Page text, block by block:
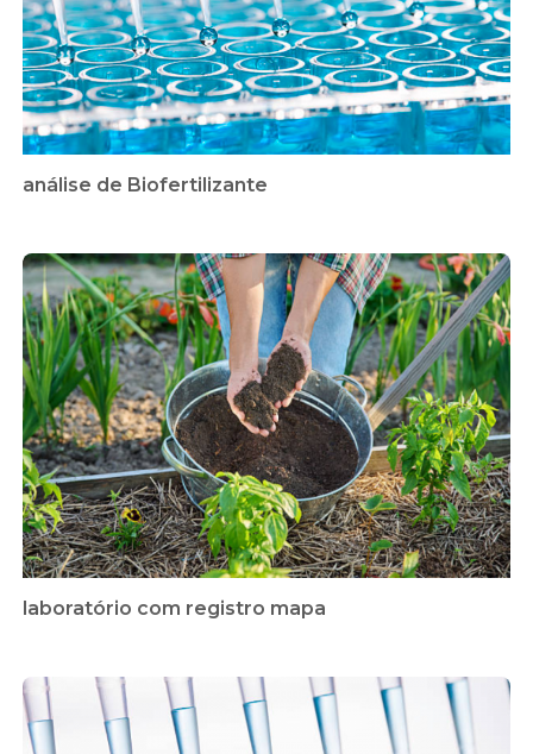
análise de Biofertilizante
laboratório com registro mapa